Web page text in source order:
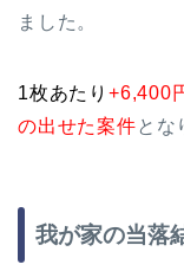
ました。
1枚あたり +6,400
の出せた案件 とな
我が家の当落